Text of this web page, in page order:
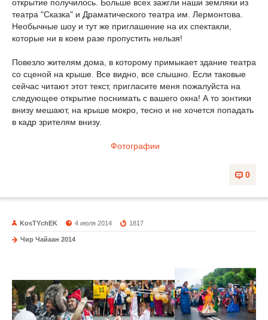
открытие получилось. Больше всех зажгли наши земляки из
театра "Сказка" и Драматического театра им. Лермонтова.
Необычные шоу и тут же приглашение на их спектакли,
которые ни в коем разе пропустить нельзя!
Повезло жителям дома, в которому примыкает здание театра
со сценой на крыше. Все видно, все слышно. Если таковые
сейчас читают этот текст, пригласите меня пожалуйста на
следующее открытие поснимать с вашего окна! А то зонтики
внизу мешают, на крыше мокро, тесно и не хочется попадать
в кадр зрителям внизу.
Фотографии
0
KosTYchEK 4 июля 2014 1817
Чир Чайаан 2014